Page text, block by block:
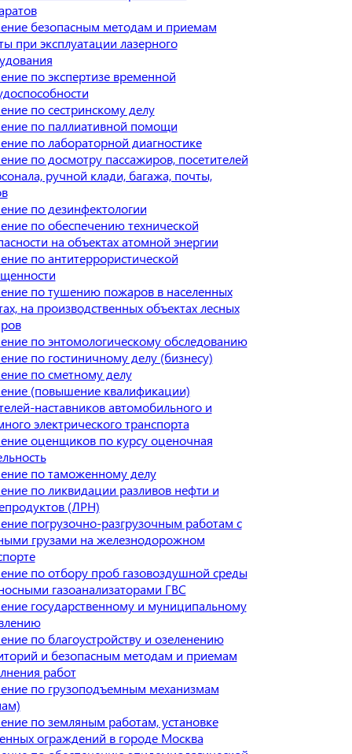
безопасным методам и приемам
при эксплуатации лазерного
по экспертизе временной
по сестринскому делу
по паллиативной помощи
по лабораторной диагностике
по досмотру пассажиров, посетителей
ручной клади, багажа, почты,
по дезинфектологии
по обеспечению технической
на объектах атомной энергии
по антитеррористической
по тушению пожаров в населенных
на производственных объектах лесных
по энтомологическому обследованию
по гостиничному делу (бизнесу)
по сметному делу
(повышение квалификации)
наставников автомобильного и
электрического транспорта
оценщиков по курсу оценочная
по таможенному делу
по ликвидации разливов нефти и
(ЛРН)
погрузочно-разгрузочным работам с
грузами на железнодорожном
по отбору проб газовоздушной среды
газоанализаторами ГВС
государственному и муниципальному
по благоустройству и озеленению
и безопасным методам и приемам
работ
по грузоподъемным механизмам
по земляным работам, установке
ограждений в городе Москва